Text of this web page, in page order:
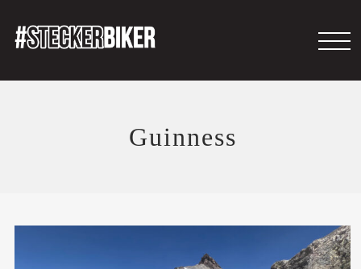
Guinness